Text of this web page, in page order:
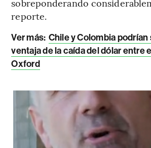
sobreponderando
reporte.
Ver más: Chile y Colombia podrían
ventaja de la caída del dólar entre
Oxford